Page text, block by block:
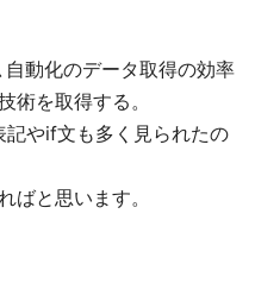
動化のデータ取得の効率
術を取得する。
記やif文も多く見られたの
ばと思います。